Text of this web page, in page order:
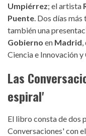
Umpiérrez; el artista
Puente. Dos días más
también una
Gobierno en Madrid
Ciencia e Innovación y
Las
espiral'
El libro consta de dos
Conversaciones' con